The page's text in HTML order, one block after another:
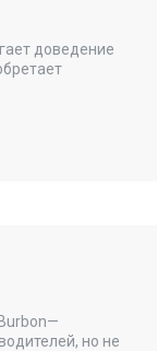
доведение
но не